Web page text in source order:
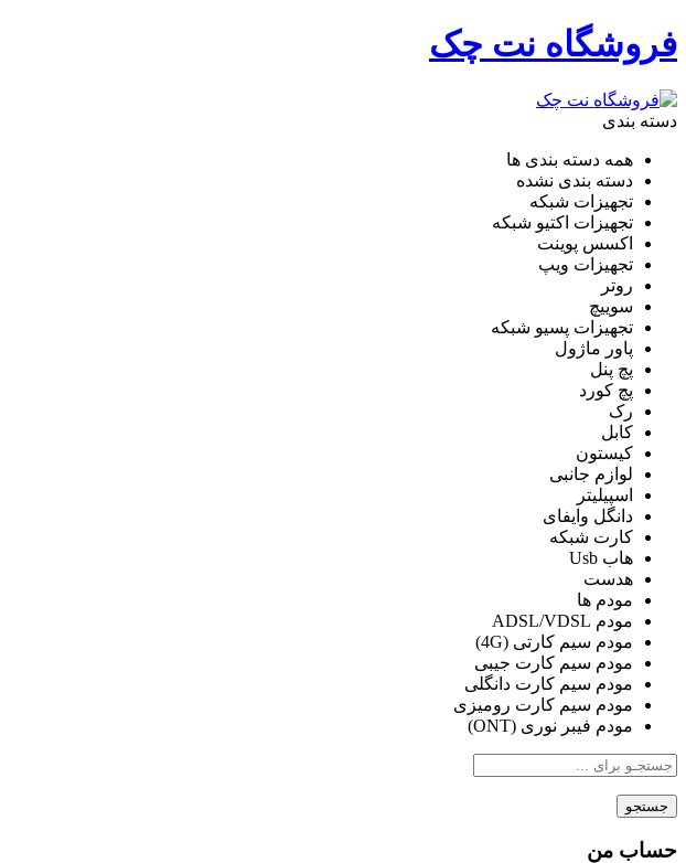
فروشگاه نت چک
دسته بندی
همه دسته بندی ها
دسته بندی نشده
تجهیزات شبکه
تجهیزات اکتیو شبکه
اکسس پوینت
تجهیزات ویپ
روتر
سوییچ
تجهیزات پسیو شبکه
پاور ماژول
پچ پنل
پچ کورد
رک
کابل
کیستون
لوازم جانبی
اسپیلیتر
دانگل وایفای
کارت شبکه
هاب Usb
هدست
مودم ها
مودم ADSL/VDSL
مودم سیم کارتی (4G)
مودم سیم کارت جیبی
مودم سیم کارت دانگلی
مودم سیم کارت رومیزی
مودم فیبر نوری (ONT)
جستجو
حساب من